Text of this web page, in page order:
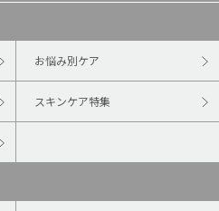
お悩み別ケア
スキンケア特集